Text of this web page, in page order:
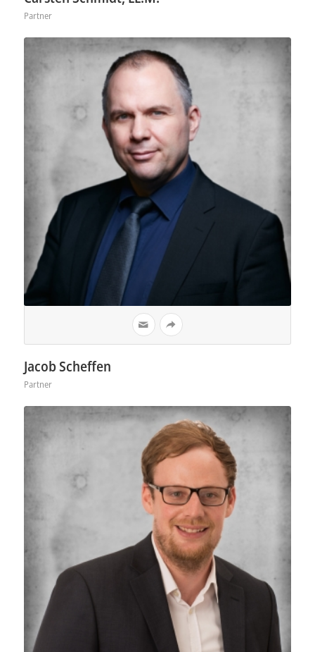
Partner
Jacob Scheffen
Partner